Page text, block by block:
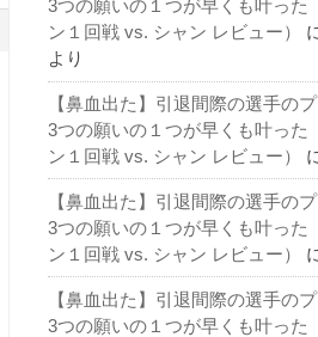
3つの願いの１つが早くも叶った
ン１回戦 vs. シャン レビュー）
より
【鼻血出た】引退間際の選手の
3つの願いの１つが早くも叶った
ン１回戦 vs. シャン レビュー）
【鼻血出た】引退間際の選手の
3つの願いの１つが早くも叶った
ン１回戦 vs. シャン レビュー）
【鼻血出た】引退間際の選手の
3つの願いの１つが早くも叶った